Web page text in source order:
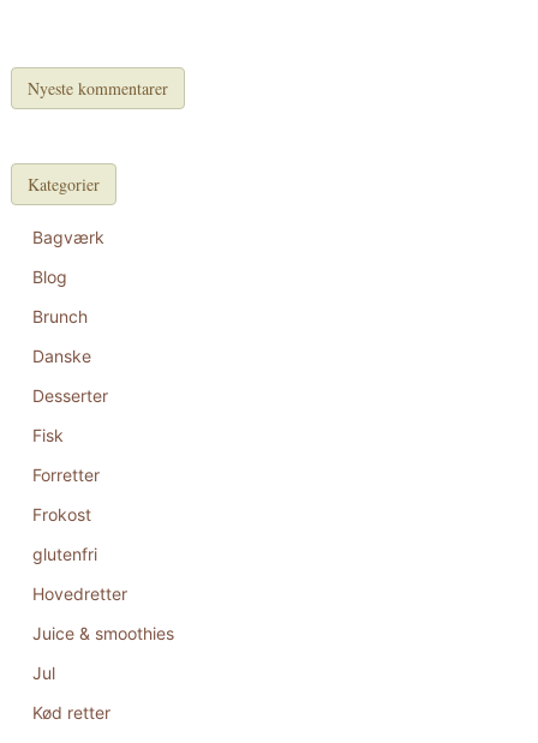
Nyeste kommentarer
Kategorier
Bagværk
Blog
Brunch
Danske
Desserter
Fisk
Forretter
Frokost
glutenfri
Hovedretter
Juice & smoothies
Jul
Kød retter